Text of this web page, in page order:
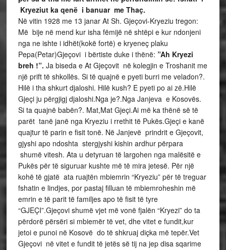
Kryeziut ka qenë i banuar me Thaç.
Në vitin 1928 me 13 janar At Sh. Gjeçovi-Kryeziu tregon:
Më bije në mend kur isha fëmijë në shtëpi e kur ndonjeni
nga ne ishte i idhët(kokë fortë) e kryeneç plaku
Pepa(Petar)Gjeçovi i bërtiste duke i thënë: ”Ah Kryezi
breh !”. Ja biseda e At Gjeçovit në kolegjin e Troshanit me
një prift të shkollës. Si të quajnë e pyeti burri me veladon?.
Hilë i tha shkurt djaloshi. Hilë kush? E pyeti po ai zë.Hilë
Gjeçi ju përgjigj djaloshi.Nga je?.Nga Janjeva e Kosovës.
Si ta quajnë babën?. Mat,Mat Gjeçi.Ai më ka thënë së të
parët tanë janë nga Kryeziu i rrethit të Pukës.Gjeçi e kanë
quajtur të parin e fisit tonë. Në Janjevë prindrit e Gjeçovit,
gjyshi apo ndoshta stergjyshi kishin ardhur përpara
shumë vitesh. Ata u detyruan të largohen nga malësitë e
Pukës për të siguruar kushte më të mira jetesë. Për një
kohë të gjatë ata ruajtën mbiemrin “Kryeziu” për të treguar
fshatin e lindjes, por pastaj filluan të mbiemroheshin më
emrin e të parit të familjes apo të fisit të tyre
“GJEÇI”.Gjeçovi shumë vjet më vonë fjalën “Kryezi” do ta
përdorë përsëri si mbiemër të vet, dhe vitet e fundit,kur
jetoi e punoi në Kosovë do të shkruaj diçka më tepër.Vet
Gjeçovi në vitet e fundit të jetës së tij na jep disa sqarime